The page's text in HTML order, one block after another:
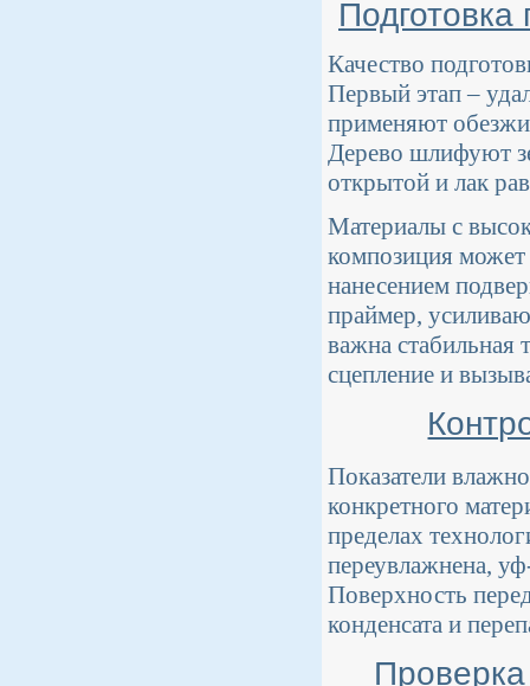
Качество
Первый этап –
применяют
Дерево шлифуют
открытой и лак
Материалы с
композиция может
нанесением
праймер,
важна стабильная
сцепление и
Показатели
конкретного
пределах
переувлажнена,
Поверхность
конденсата и